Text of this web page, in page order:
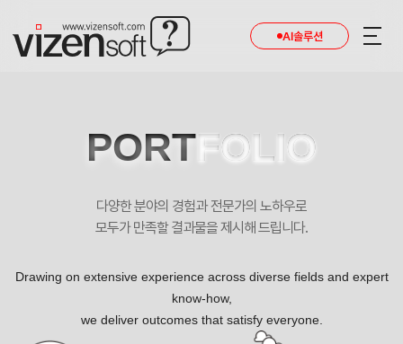
AI솔루션
PORTFOLIO
다양한 분야의 경험과 전문가의 노하우로
모두가 만족할 결과물을 제시해 드립니다.
Drawing on extensive experience across diverse fields and expert
know-how,
we deliver outcomes that satisfy everyone.